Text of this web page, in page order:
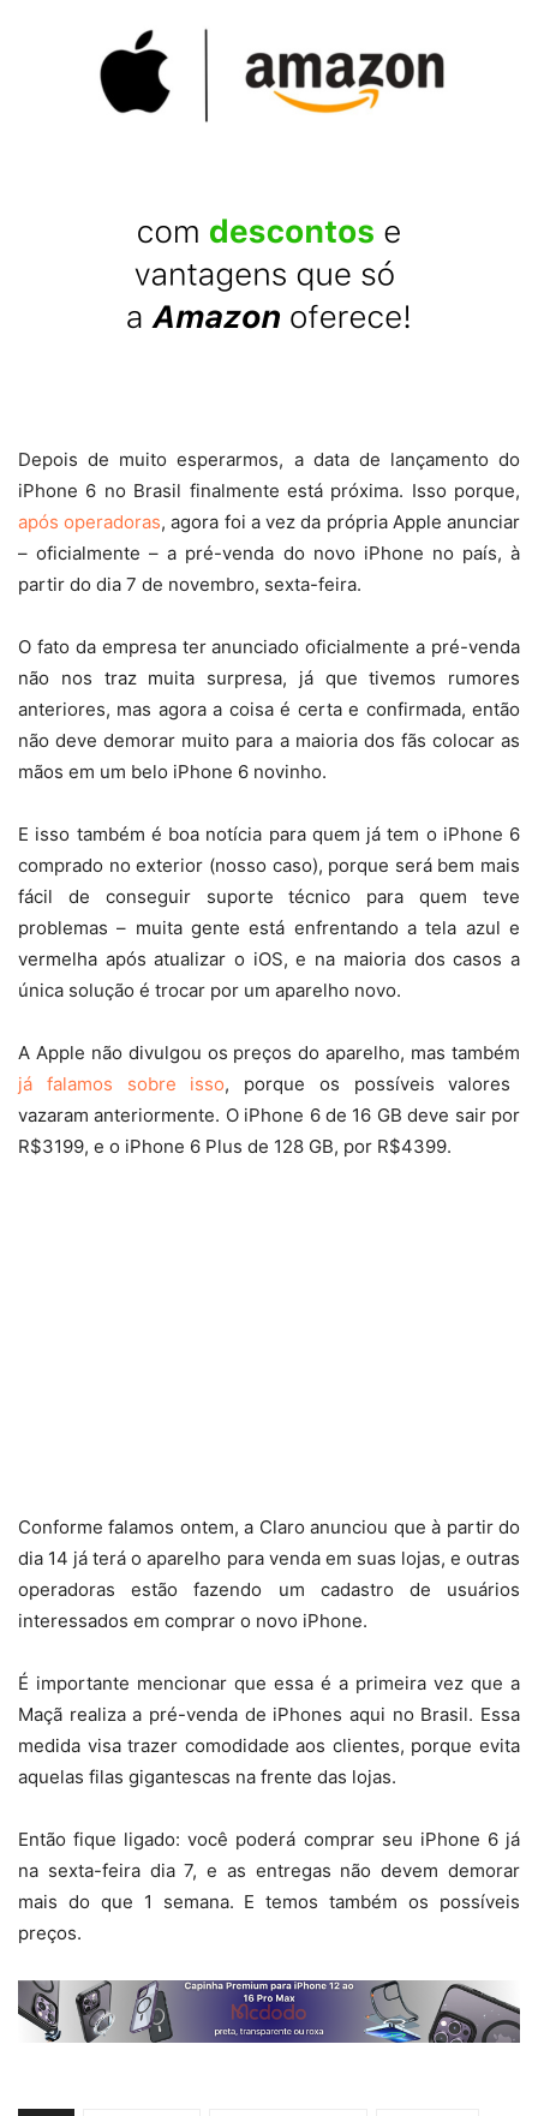
Depois de muito esperarmos, a data de lançamento do
iPhone 6 no Brasil finalmente está próxima. Isso porque,
após operadoras, agora foi a vez da própria Apple anunciar
– oficialmente – a pré-venda do novo iPhone no país, à
partir do dia 7 de novembro, sexta-feira.
O fato da empresa ter anunciado oficialmente a pré-venda
não nos traz muita surpresa, já que tivemos rumores
anteriores, mas agora a coisa é certa e confirmada, então
não deve demorar muito para a maioria dos fãs colocar as
mãos em um belo iPhone 6 novinho.
E isso também é boa notícia para quem já tem o iPhone 6
comprado no exterior (nosso caso), porque será bem mais
fácil de conseguir suporte técnico para quem teve
problemas – muita gente está enfrentando a tela azul e
vermelha após atualizar o iOS, e na maioria dos casos a
única solução é trocar por um aparelho novo.
A Apple não divulgou os preços do aparelho, mas também
já falamos sobre isso, porque os possíveis valores
vazaram anteriormente. O iPhone 6 de 16 GB deve sair por
R$3199, e o iPhone 6 Plus de 128 GB, por R$4399.
Conforme falamos ontem, a Claro anunciou que à partir do
dia 14 já terá o aparelho para venda em suas lojas, e outras
operadoras estão fazendo um cadastro de usuários
interessados em comprar o novo iPhone.
É importante mencionar que essa é a primeira vez que a
Maçã realiza a pré-venda de iPhones aqui no Brasil. Essa
medida visa trazer comodidade aos clientes, porque evita
aquelas filas gigantescas na frente das lojas.
Então fique ligado: você poderá comprar seu iPhone 6 já
na sexta-feira dia 7, e as entregas não devem demorar
mais do que 1 semana. E temos também os possíveis
preços.